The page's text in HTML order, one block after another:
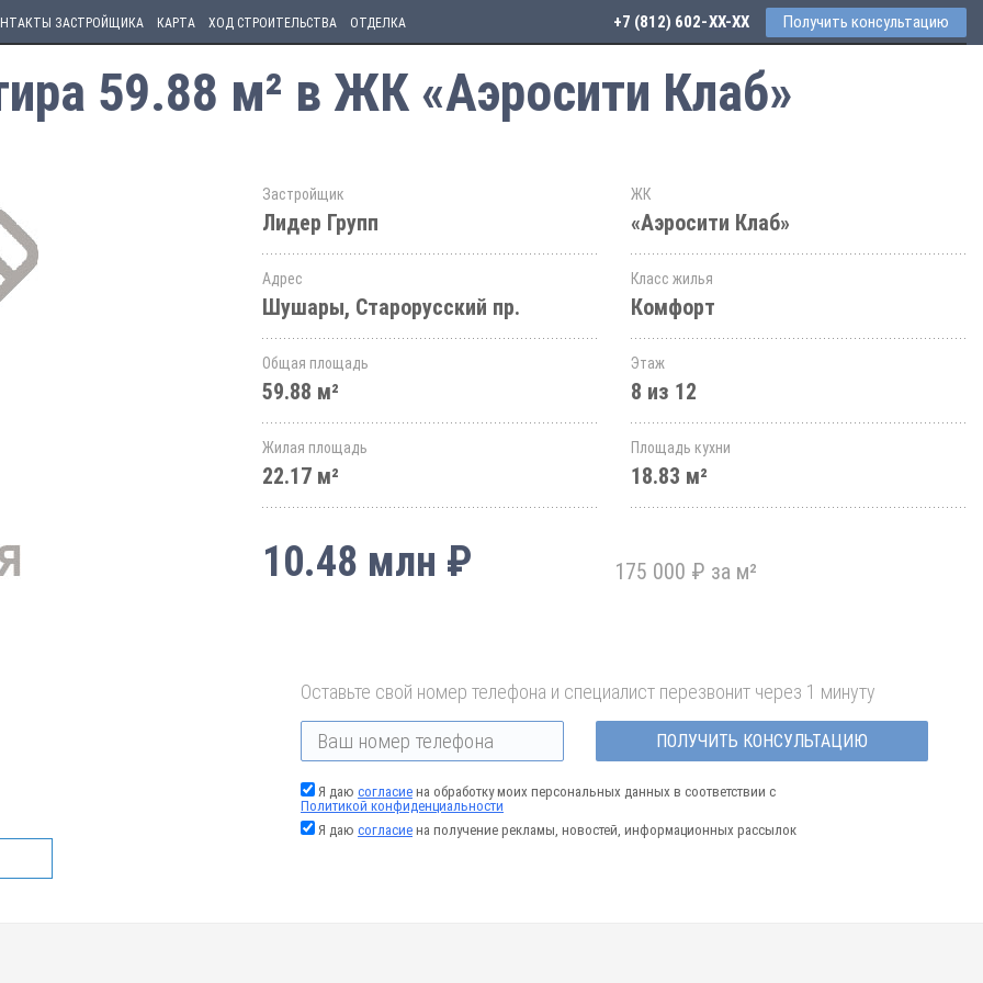
ЗАСТРОЙЩИКА КАРТА ХОД СТРОИТЕЛЬСТВА ОТДЕЛКА +7 (812) 602-44-77 Получить консультацию
59.88 м² в ЖК «Аэросити Клаб»
Застройщик
Лидер Групп
ЖК
«Аэросити Клаб»
Адрес
Шушары, Старорусский пр.
Класс жилья
Комфорт
Общая площадь
59.88 м²
Этаж
8 из 12
Жилая площадь
22.17 м²
Площадь кухни
18.83 м²
10.48 млн ₽ 175 000 ₽ за м²
Оставьте свой номер телефона и специалист перезвонит через 1 минуту
ПОЛУЧИТЬ КОНСУЛЬТАЦИЮ
Я даю согласие на обработку моих персональных данных в соответствии с
Политикой конфиденциальности
Я даю согласие на получение рекламы, новостей, информационных рассылок